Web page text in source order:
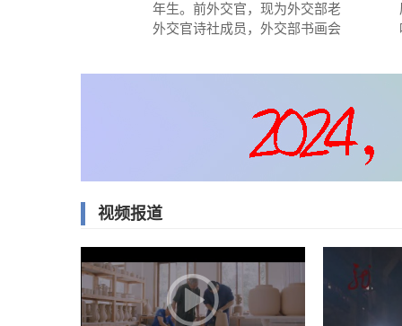
年生。前外交官，现为外交部老
外交官诗社成员，外交部书画会
书。经常参加一些书画展，有些
作品被外国友人收藏。
视频报道